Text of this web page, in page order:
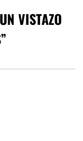
UN VISTAZO
”